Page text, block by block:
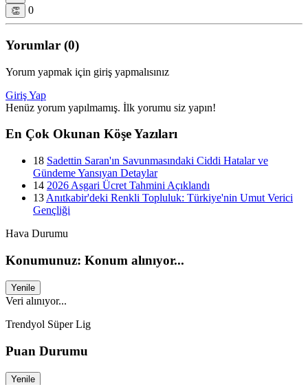
👏 0
Yorumlar (0)
Yorum yapmak için giriş yapmalısınız
Giriş Yap
Henüz yorum yapılmamış. İlk yorumu siz yapın!
En Çok Okunan Köşe Yazıları
18 Sadettin Saran'ın Savunmasındaki Ciddi Hatalar ve
Gündeme Yansıyan Detaylar
14 2026 Asgari Ücret Tahmini Açıklandı
13 Anıtkabir'deki Renkli Topluluk: Türkiye'nin Umut Verici
Gençliği
Hava Durumu
Konumunuz: Konum alınıyor...
Yenile
Veri alınıyor...
Trendyol Süper Lig
Puan Durumu
Yenile